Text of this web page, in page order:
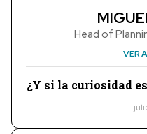
Head of
VER
¿Y si la curiosidad